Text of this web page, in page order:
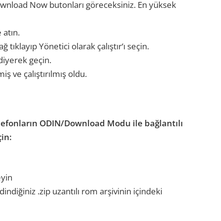
Now butonları göreceksiniz. En yüksek
Yönetici olarak çalıştır‘ı seçin.
geçin.
ve çalıştırılmış oldu.
ODIN/Download Modu ile bağlantılı
.zip uzantılı rom arşivinin içindeki